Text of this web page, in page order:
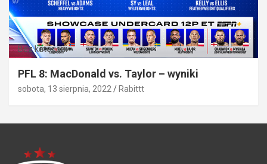
Bez kategorii
PFL 8: MacDonald vs. Taylor – wyniki
sobota, 13 sierpnia, 2022 Rabittt